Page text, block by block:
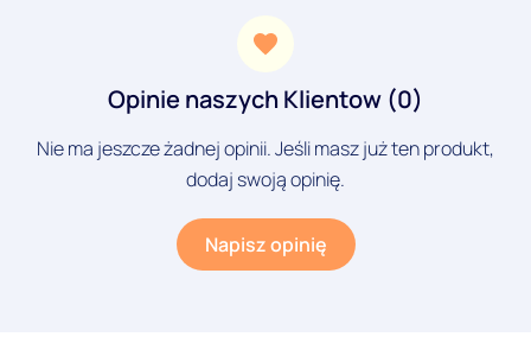
Opinie naszych Klientow (0)
Nie ma jeszcze żadnej opinii. Jeśli masz już ten produkt,
dodaj swoją opinię.
Napisz opinię